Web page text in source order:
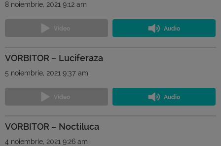
8 noiembrie, 2021 9:12 am
VORBITOR – Luciferaza
5 noiembrie, 2021 9:37 am
VORBITOR – Noctiluca
4 noiembrie, 2021 9:26 am